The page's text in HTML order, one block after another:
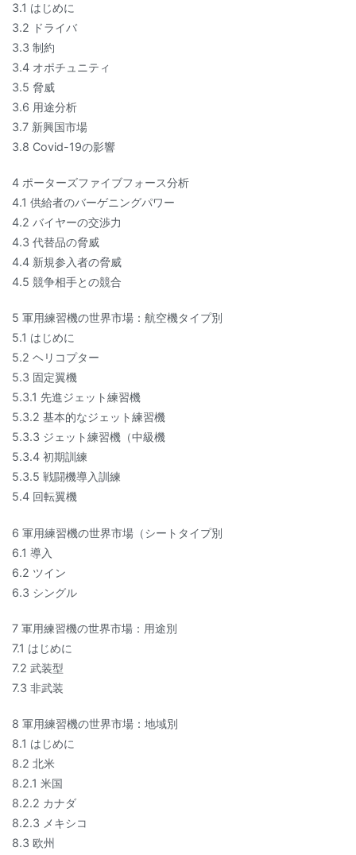
3.1 はじめに
3.2 ドライバ
3.3 制約
3.4 オポチュニティ
3.5 脅威
3.6 用途分析
3.7 新興国市場
3.8 Covid-19の影響
4 ポーターズファイブフォース分析
4.1 供給者のバーゲニングパワー
4.2 バイヤーの交渉力
4.3 代替品の脅威
4.4 新規参入者の脅威
4.5 競争相手との競合
5 軍用練習機の世界市場：航空機タイプ別
5.1 はじめに
5.2 ヘリコプター
5.3 固定翼機
5.3.1 先進ジェット練習機
5.3.2 基本的なジェット練習機
5.3.3 ジェット練習機（中級機
5.3.4 初期訓練
5.3.5 戦闘機導入訓練
5.4 回転翼機
6 軍用練習機の世界市場（シートタイプ別
6.1 導入
6.2 ツイン
6.3 シングル
7 軍用練習機の世界市場：用途別
7.1 はじめに
7.2 武装型
7.3 非武装
8 軍用練習機の世界市場：地域別
8.1 はじめに
8.2 北米
8.2.1 米国
8.2.2 カナダ
8.2.3 メキシコ
8.3 欧州